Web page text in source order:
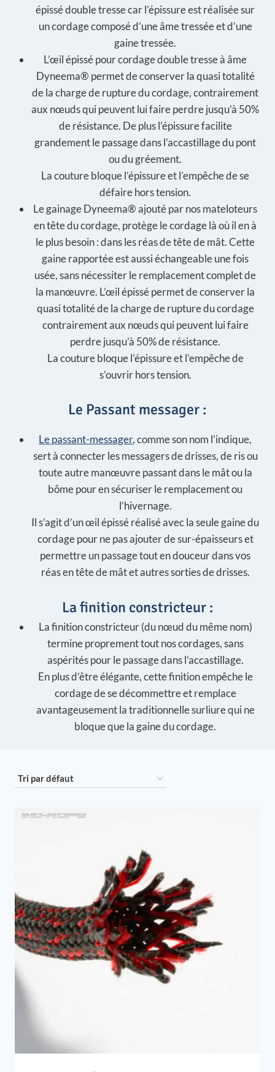
épissé double tresse car l’épissure est réalisée sur
un cordage composé d’une âme tressée et d’une
gaine tressée.
L’œil épissé pour cordage double tresse à âme
Dyneema® permet de conserver la quasi totalité
de la charge de rupture du cordage, contrairement
aux nœuds qui peuvent lui faire perdre jusqu’à 50%
de résistance. De plus l’épissure facilite
grandement le passage dans l’accastillage du pont
ou du gréement.
La couture bloque l’épissure et l’empêche de se
défaire hors tension.
Le gainage Dyneema® ajouté par nos mateloteurs
en tête du cordage, protège le cordage là où il en à
le plus besoin : dans les réas de tête de mât. Cette
gaine rapportée est aussi échangeable une fois
usée, sans nécessiter le remplacement complet de
la manœuvre. L’œil épissé permet de conserver la
quasi totalité de la charge de rupture du cordage
contrairement aux nœuds qui peuvent lui faire
perdre jusqu’à 50% de résistance.
La couture bloque l’épissure et l’empêche de
s’ouvrir hors tension.
Le Passant messager :
Le passant-messager, comme son nom l’indique,
sert à connecter les messagers de drisses, de ris ou
toute autre manœuvre passant dans le mât ou la
bôme pour en sécuriser le remplacement ou
l’hivernage.
Il s’agit d’un œil épissé réalisé avec la seule gaine du
cordage pour ne pas ajouter de sur-épaisseurs et
permettre un passage tout en douceur dans vos
réas en tête de mât et autres sorties de drisses.
La finition constricteur :
La finition constricteur (du nœud du même nom)
termine proprement tout nos cordages, sans
aspérités pour le passage dans l’accastillage.
En plus d’être élégante, cette finition empêche le
cordage de se décommettre et remplace
avantageusement la traditionnelle surliure qui ne
bloque que la gaine du cordage.